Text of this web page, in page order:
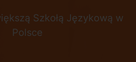
Szkołą Językową w
Polsce